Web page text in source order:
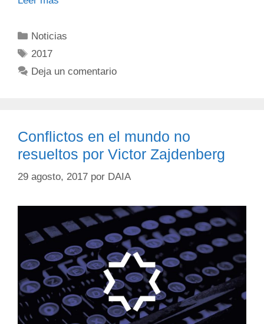
Noticias
2017
Deja un comentario
Conflictos en el mundo no
resueltos por Victor Zajdenberg
29 agosto, 2017 por DAIA